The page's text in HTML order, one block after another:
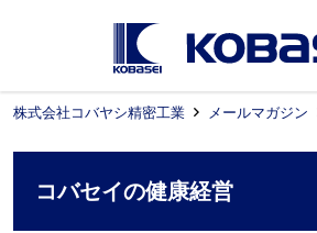
株式会社コバヤシ精密工業 メールマガジン
コバセイの健康経営